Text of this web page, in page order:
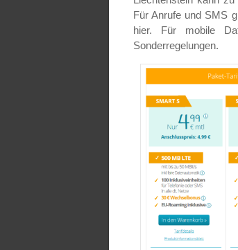
Für Anrufe und SMS
hier. Für mobile
Sonderregelungen.